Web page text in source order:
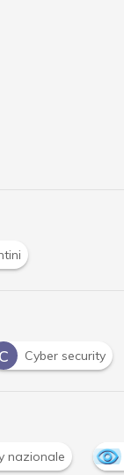
C Cyber security
nazionale